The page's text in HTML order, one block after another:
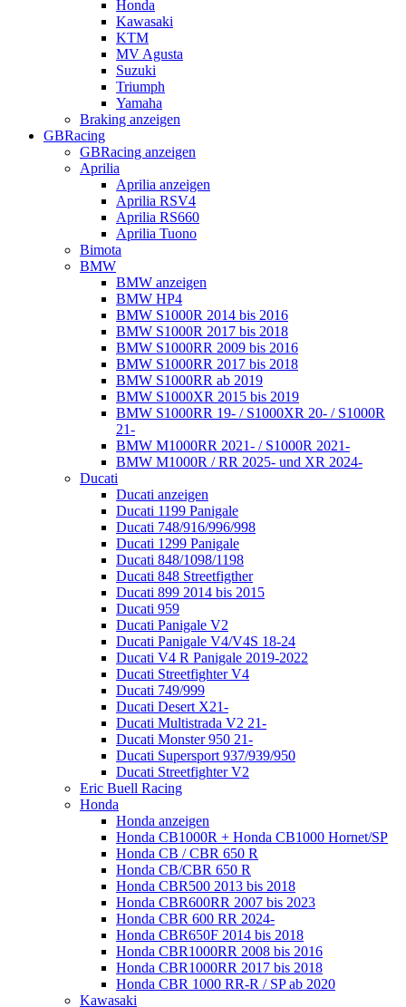
Honda
Kawasaki
KTM
MV Agusta
Suzuki
Triumph
Yamaha
Braking anzeigen
GBRacing
GBRacing anzeigen
Aprilia
Aprilia anzeigen
Aprilia RSV4
Aprilia RS660
Aprilia Tuono
Bimota
BMW
BMW anzeigen
BMW HP4
BMW S1000R 2014 bis 2016
BMW S1000R 2017 bis 2018
BMW S1000RR 2009 bis 2016
BMW S1000RR 2017 bis 2018
BMW S1000RR ab 2019
BMW S1000XR 2015 bis 2019
BMW S1000RR 19- / S1000XR 20- / S1000R
21-
BMW M1000RR 2021- / S1000R 2021-
BMW M1000R / RR 2025- und XR 2024-
Ducati
Ducati anzeigen
Ducati 1199 Panigale
Ducati 748/916/996/998
Ducati 1299 Panigale
Ducati 848/1098/1198
Ducati 848 Streetfigther
Ducati 899 2014 bis 2015
Ducati 959
Ducati Panigale V2
Ducati Panigale V4/V4S 18-24
Ducati V4 R Panigale 2019-2022
Ducati Streetfighter V4
Ducati 749/999
Ducati Desert X21-
Ducati Multistrada V2 21-
Ducati Monster 950 21-
Ducati Supersport 937/939/950
Ducati Streetfighter V2
Eric Buell Racing
Honda
Honda anzeigen
Honda CB1000R + Honda CB1000 Hornet/SP
Honda CB / CBR 650 R
Honda CB/CBR 650 R
Honda CBR500 2013 bis 2018
Honda CBR600RR 2007 bis 2023
Honda CBR 600 RR 2024-
Honda CBR650F 2014 bis 2018
Honda CBR1000RR 2008 bis 2016
Honda CBR1000RR 2017 bis 2018
Honda CBR 1000 RR-R / SP ab 2020
Kawasaki